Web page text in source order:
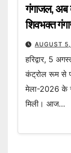
गंगाजल, अब
शिवभक्त
AUGUST
हरिद्वार, 5
कंट्रोल रूम से
मेला-2026 के
मिली। आज…